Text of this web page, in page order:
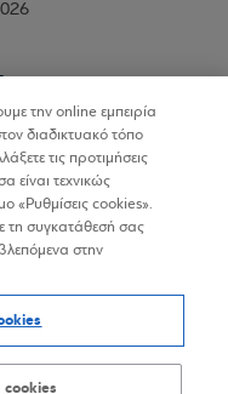
Τόπο
την online εμπειρία
διαδικτυακό τόπο
τις προτιμήσεις
είναι τεχνικώς
«Ρυθμίσεις cookies».
τη συγκατάθεσή σας
στην